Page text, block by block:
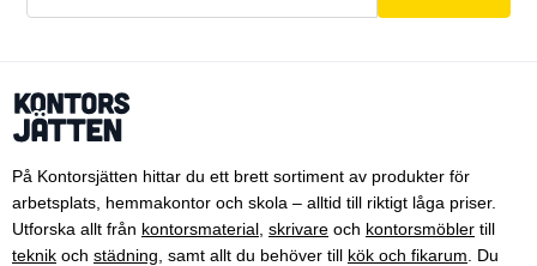
På Kontorsjätten hittar du ett brett sortiment av produkter för
arbetsplats, hemmakontor och skola – alltid till riktigt låga priser.
Utforska allt från kontorsmaterial skrivare och kontorsmöbler till
teknik och städning , samt allt du behöver till kök och fikarum . Du